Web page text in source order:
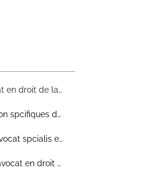
Le rle essentiel de lavocat en droit de la coproprit
Les domaines dintervention spcifiques de lavocat en coproprit
Pourquoi faire appel un avocat spcialis en droit de la coproprit ?
Comment choisir le bon avocat en droit de la coproprit ?